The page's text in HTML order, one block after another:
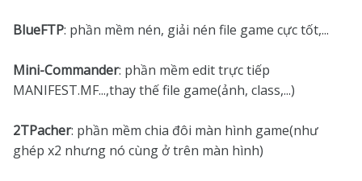
BlueFTP: phần mềm nén, giải nén file game cực tốt,...
Mini-Commander: phần mềm edit trực tiếp
MANIFEST.MF...,thay thế file game(ảnh, class,...)
2TPacher: phần mềm chia đôi màn hình game(như
ghép x2 nhưng nó cùng ở trên màn hình)